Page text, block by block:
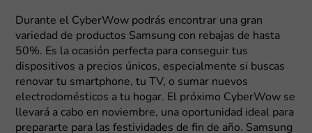
Durante el CyberWow podrás encontrar una gran
variedad de productos Samsung con rebajas de hasta
50%. Es la ocasión perfecta para conseguir tus
dispositivos a precios únicos, especialmente si buscas
renovar tu smartphone, tu TV, o sumar nuevos
electrodomésticos a tu hogar. El próximo CyberWow se
llevará a cabo en noviembre, una oportunidad ideal para
prepararte para las festividades de fin de año. Samsung